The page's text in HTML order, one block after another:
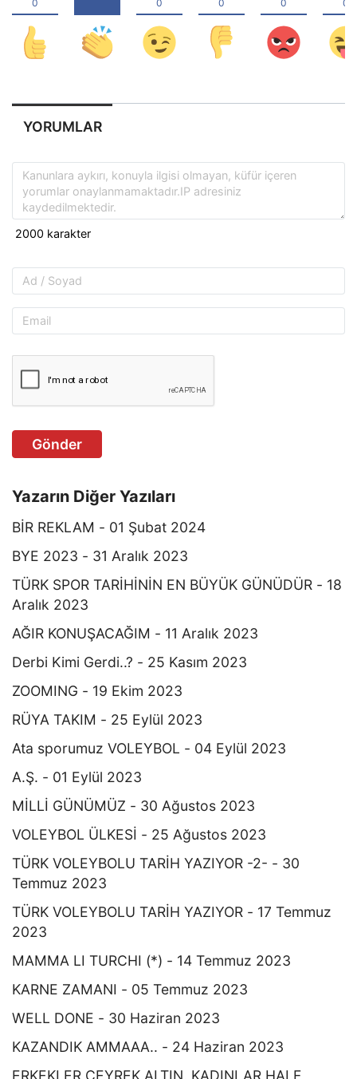
YORUMLAR
Gönder
Yazarın Diğer Yazıları
BİR REKLAM - 01 Şubat 2024
BYE 2023 - 31 Aralık 2023
TÜRK SPOR TARİHİNİN EN BÜYÜK GÜNÜDÜR - 18
Aralık 2023
AĞIR KONUŞACAĞIM - 11 Aralık 2023
Derbi Kimi Gerdi..? - 25 Kasım 2023
ZOOMING - 19 Ekim 2023
RÜYA TAKIM - 25 Eylül 2023
Ata sporumuz VOLEYBOL - 04 Eylül 2023
A.Ş. - 01 Eylül 2023
MİLLİ GÜNÜMÜZ - 30 Ağustos 2023
VOLEYBOL ÜLKESİ - 25 Ağustos 2023
TÜRK VOLEYBOLU TARİH YAZIYOR -2- - 30
Temmuz 2023
TÜRK VOLEYBOLU TARİH YAZIYOR - 17 Temmuz
2023
MAMMA LI TURCHI (*) - 14 Temmuz 2023
KARNE ZAMANI - 05 Temmuz 2023
WELL DONE - 30 Haziran 2023
KAZANDIK AMMAAA.. - 24 Haziran 2023
ERKEKLER ÇEYREK ALTIN, KADINLAR HALF